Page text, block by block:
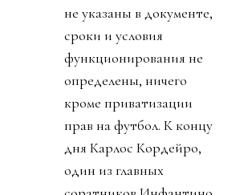
не указаны в документе,
сроки и условия
функционирования не
определены, ничего
кроме приватизации
прав на футбол. К концу
дня Карлос Кордейро,
один из главных